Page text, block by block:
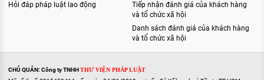
Hỏi đáp pháp luật lao động
Tiếp nhận đánh giá của khách hàng
và tổ chức xã hội
Danh sách đánh giá của khách hàng
và tổ chức xã hội
CHỦ QUẢN: Công ty TNHH THƯ VIỆN PHÁP LUẬT